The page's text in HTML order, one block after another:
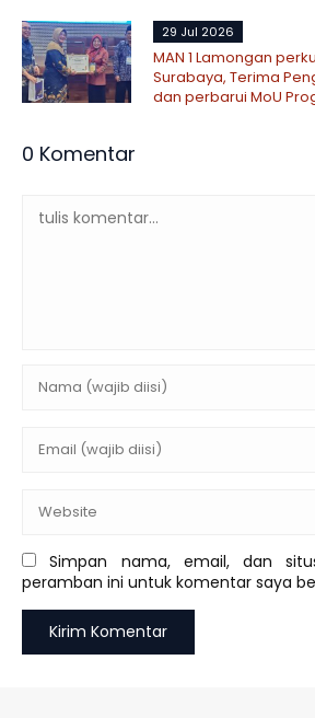
29 Jul 2026
MAN 1 Lamongan
Surabaya, Terima
dan perbarui MoU
0 Komentar
Simpan nama, email, dan
peramban ini untuk komentar saya